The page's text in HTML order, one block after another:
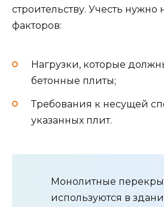
строительству. Учесть нужно
факторов:
Нагрузки, которые
бетонные плиты;
Требования к несущей
указанных плит.
Монолитные
используются в